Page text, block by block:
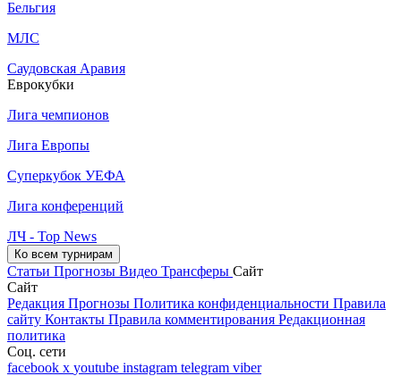
Бельгия
МЛС
Саудовская Аравия
Еврокубки
Лига чемпионов
Лига Европы
Суперкубок УЕФА
Лига конференций
ЛЧ - Top News
Ко всем турнирам
Статьи Прогнозы Видео Трансферы Сайт
Сайт
Редакция Прогнозы Политика конфиденциальности Правила
сайту Контакты Правила комментирования Редакционная
политика
Соц. сети
facebook x youtube instagram telegram viber